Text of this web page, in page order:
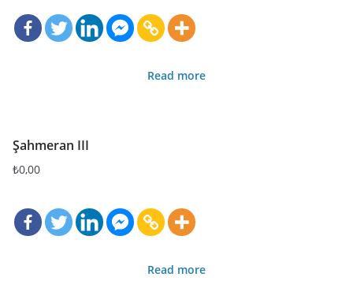
Read more
Şahmeran III
₺0,00
Read more